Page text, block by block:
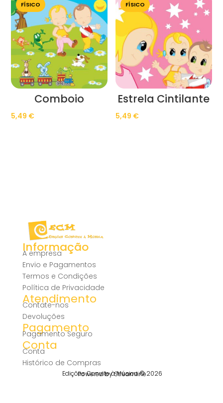
FÍSICO
Comboio
5,49 €
FÍSICO
Estrela Cintilante
5,49 €
Informação
A empresa
Envio e Pagamentos
Termos e Condições
Política de Privacidade
Atendimento
Contate-nos
Devoluções
Pagamento
Pagamento Seguro
Conta
Conta
Histórico de Compras
Edições Convite à Música © 2026
Powered by Streamline